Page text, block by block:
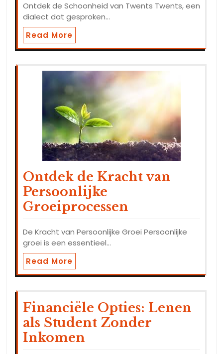
Ontdek de Schoonheid van Twents Twents, een
dialect dat gesproken…
Read More
Ontdek de Kracht van
Persoonlijke
Groeiprocessen
De Kracht van Persoonlijke Groei Persoonlijke
groei is een essentieel…
Read More
Financiële Opties: Lenen
als Student Zonder
Inkomen